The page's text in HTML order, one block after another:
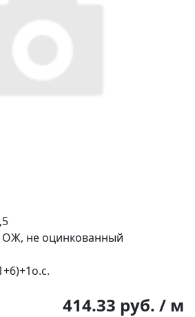
не оцинкованный
414.33 руб. / м